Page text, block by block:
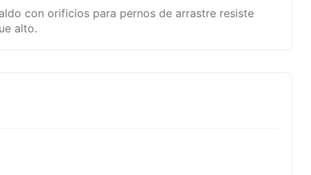
con orificios para pernos de arrastre resiste
alto.